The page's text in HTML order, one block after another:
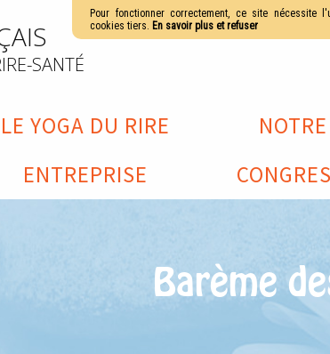
SANTÉ
LE YOGA DU RIRE
ENTREPRISE
Barème